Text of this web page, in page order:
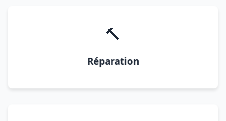
🔨
Réparation